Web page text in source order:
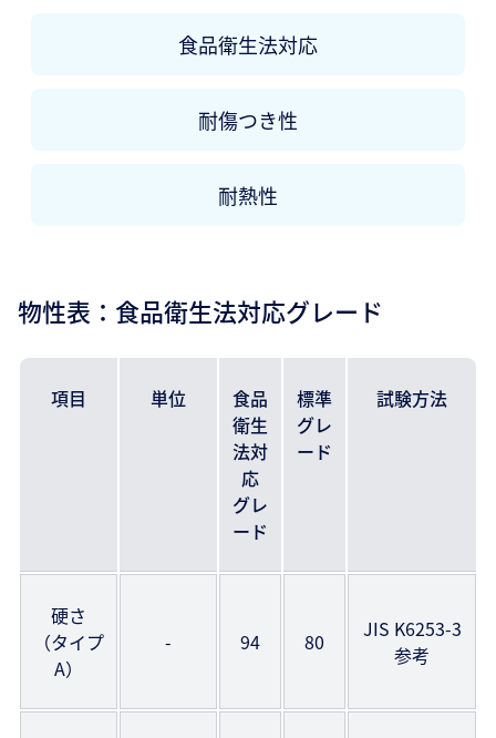
食品衛生法対応
耐傷つき性
耐熱性
物性表：食品衛生法対応グレード
項目 単位
食品
衛生
法対
応
グレ
ード
標準
グレ
ード
試験方法
硬さ
（タイプ
A）
- 94 80
JIS K6253-3
参考